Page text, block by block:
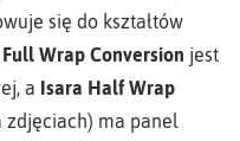
się do kształtów
Wrap Conversion jest
a Isara Half Wrap
zdjęciach) ma panel